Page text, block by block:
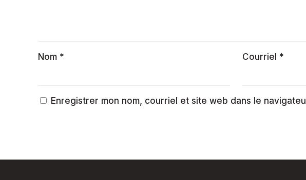
Nom * Courriel *
Enregistrer mon nom, courriel et site web dans le